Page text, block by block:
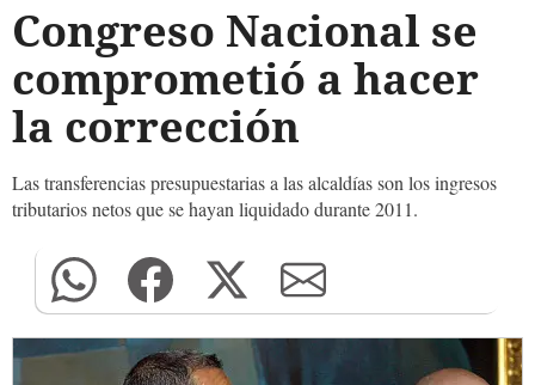
Congreso Nacional se
comprometió a hacer
la corrección
Las transferencias presupuestarias a las alcaldías son los ingresos
tributarios netos que se hayan liquidado durante 2011.